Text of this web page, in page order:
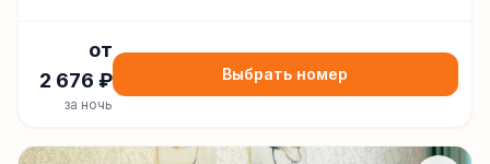
от
2 676 ₽
за ночь
Выбрать номер